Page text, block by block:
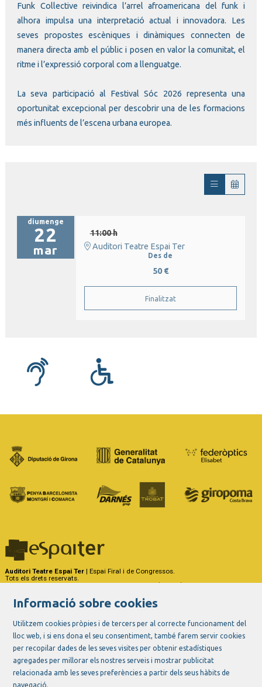
Funk Collective reivindica l’arrel afroamericana del funk i
alhora impulsa una interpretació actual i innovadora. Les
seves propostes escèniques i dinàmiques connecten de
manera directa amb el públic i posen en valor la comunitat, el
ritme i l’expressió corporal com a llenguatge.
La seva participació al Festival Sóc 2026 representa una
oportunitat excepcional per descobrir una de les formacions
més influents de l’escena urbana europea.
diumenge
22
mar
11:00 h
Auditori Teatre Espai Ter
Des de
50 €
Finalitzat
Auditori Teatre Espai Ter | Espai Firal i de Congressos.
Tots els drets reservats.
Carrer del Riu Ter, 29 - 17257 Torroella de Montgrí (Girona)
Link a instagram
Link a youtube
Link a twitter
Link a facebook
Informació sobre cookies
Utilitzem cookies pròpies i de tercers per al correcte funcionament del
lloc web, i si ens dona el seu consentiment, també farem servir cookies
per recopilar dades de les seves visites per obtenir estadístiques
agregades per millorar els nostres serveis i mostrar publicitat
relacionada amb les seves preferències a partir dels seus hàbits de
navegació.